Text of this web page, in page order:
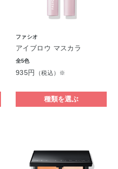
ファシオ
アイブロウ マスカラ
全5色
935円 （税込）※
種類を選ぶ